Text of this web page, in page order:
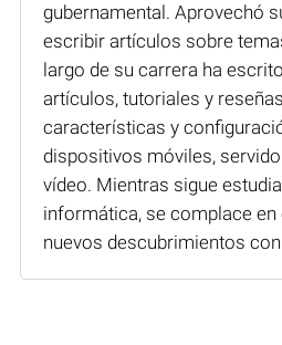
gubernamental. Aprovechó
escribir artículos sobre
largo de su carrera ha
artículos, tutoriales y
características y
dispositivos móviles,
vídeo. Mientras sigue
informática, se complace
nuevos descubrimientos